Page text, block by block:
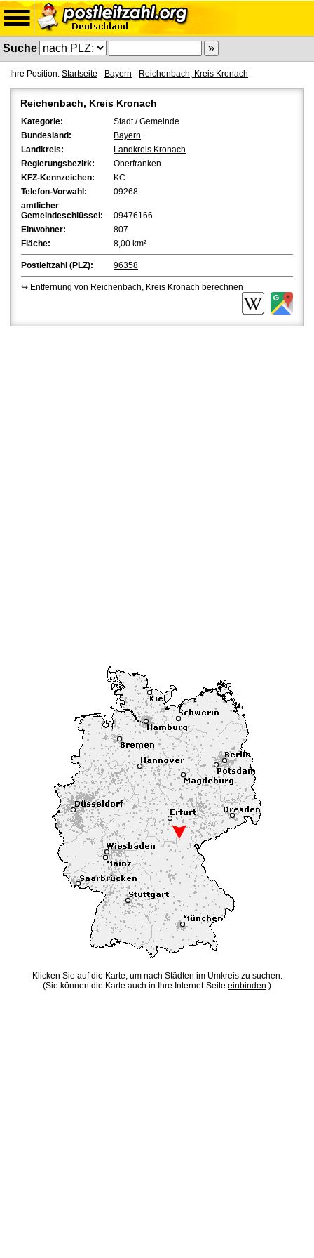
Suche
Ihre Position: Startseite - Bayern - Reichenbach, Kreis Kronach
Reichenbach, Kreis Kronach
Kategorie:
Stadt / Gemeinde
Bundesland:
Bayern
Landkreis:
Landkreis Kronach
Regierungsbezirk:
Oberfranken
KFZ-Kennzeichen:
KC
Telefon-Vorwahl:
09268
amtlicher
Gemeindeschlüssel:
09476166
Einwohner:
807
Fläche:
8,00 km²
Postleitzahl (PLZ): 96358
↪ Entfernung von Reichenbach, Kreis Kronach berechnen
Klicken Sie auf die Karte, um nach Städten im Umkreis zu suchen.
(Sie können die Karte auch in Ihre Internet-Seite einbinden.)